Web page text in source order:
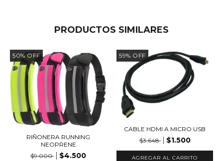
PRODUCTOS SIMILARES
50% OFF
RIÑONERA RUNNING
NEOPRENE
$9.000
$4.500
59% OFF
CABLE HDMI A MICRO USB
$3.648
$1.500